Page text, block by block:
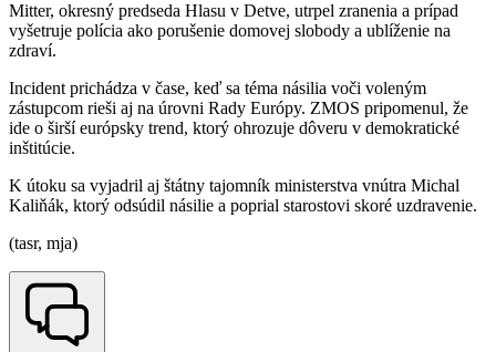
Mitter, okresný predseda Hlasu v Detve, utrpel zranenia a prípad
vyšetruje polícia ako porušenie domovej slobody a ublíženie na
zdraví.
Incident prichádza v čase, keď sa téma násilia voči voleným
zástupcom rieši aj na úrovni Rady Európy. ZMOS pripomenul, že
ide o širší európsky trend, ktorý ohrozuje dôveru v demokratické
inštitúcie.
K útoku sa vyjadril aj štátny tajomník ministerstva vnútra Michal
Kaliňák, ktorý odsúdil násilie a poprial starostovi skoré uzdravenie.
(tasr, mja)